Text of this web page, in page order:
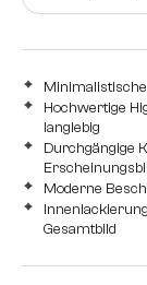
Hochwertige
langlebig
Durchgängige
Moderne
Gesamtbild